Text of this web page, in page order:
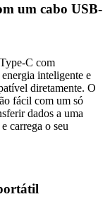
um cabo USB-
C com
inteligente e
diretamente. O
fácil com um só
dados a uma
carrega o seu